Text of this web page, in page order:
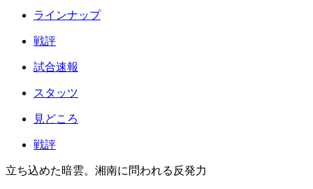
ラインナップ
戦評
試合速報
スタッツ
見どころ
戦評
立ち込めた暗雲。湘南に問われる反発力